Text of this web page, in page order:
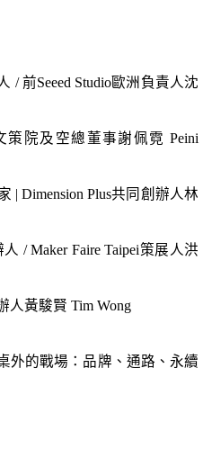
/ 前Seeed Studio歐洲負責人沈
院及空總董事謝佩霓 Peini
| Dimension Plus共同創辦人林
/ Maker Faire Taipei策展人洪
人黃駿賢 Tim Wong
外的戰場：品牌、通路、永續